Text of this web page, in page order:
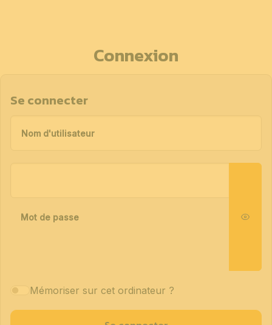
Connexion
Se connecter
Nom d'utilisateur
Mot de passe
Mémoriser sur cet ordinateur ?